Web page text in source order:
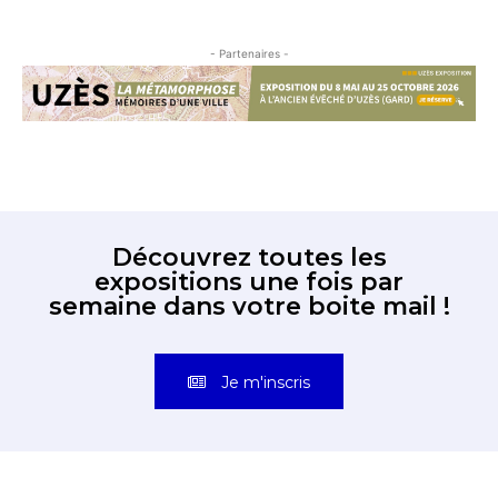
- Partenaires -
Découvrez toutes les
expositions une fois par
semaine dans votre boite mail !
Je m'inscris